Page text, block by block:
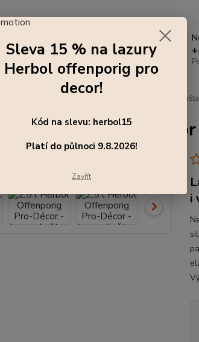
Hledat
2,5 l Herbol Offenporig Pro-Décor - lazura,
Offenporig Pro-
i
Sleva 15 % na lazury
Herbol offenporig pro
decor!
Kód na slevu: herbol15
Platí do půlnoci 9.8.2026!
Zavřít